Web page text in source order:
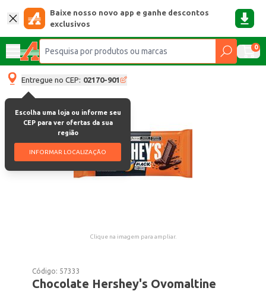
Baixe nosso novo app e ganhe descontos
exclusivos
0
Entregue no CEP: 02170-901
Escolha uma loja ou informe seu
CEP para ver ofertas da sua
região
INFORMAR LOCALIZAÇÃO
Clique na imagem para ampliar.
Código: 57333
Chocolate Hershey's Ovomaltine